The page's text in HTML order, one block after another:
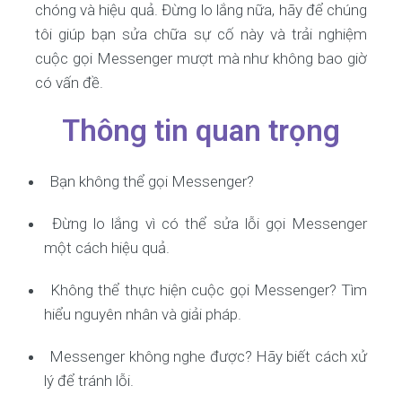
chóng và hiệu quả. Đừng lo lắng nữa, hãy để chúng
tôi giúp bạn sửa chữa sự cố này và trải nghiệm
cuộc gọi Messenger mượt mà như không bao giờ
có vấn đề.
Thông tin quan trọng
Bạn không thể gọi Messenger?
Đừng lo lắng vì có thể sửa lỗi gọi Messenger
một cách hiệu quả.
Không thể thực hiện cuộc gọi Messenger? Tìm
hiểu nguyên nhân và giải pháp.
Messenger không nghe được? Hãy biết cách xử
lý để tránh lỗi.